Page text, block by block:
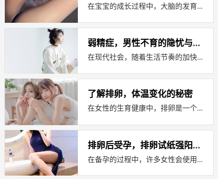
在宝宝的成长过程中，大脑的发育是至关重要的，大脑分为左右两个半球，它们各自承担着不同的功能，共同协作，让宝宝能够更好地认知世界、...
弱精症，男性不育的隐忧与应对策略
在现代社会，随着生活节奏的加快和工作压力的增大，男性不育问题逐渐成为社会关注的焦点，弱精症作为一种常见的男性生殖系统疾病，对许多...
了解排卵，体温变化的秘密
在女性的生育健康中，排卵是一个至关重要的生理过程，它不仅关系到月经周期的规律性，还直接影响到受孕的可能性，许多女性通过监测体温来...
排卵后受孕，排卵试纸强阳的真相
在备孕的过程中，许多女性会使用排卵试纸来监测自己的排卵情况，以便在最佳时机尝试受孕，关于排卵后如果受孕了排卵试纸会显示强阳吗？这...